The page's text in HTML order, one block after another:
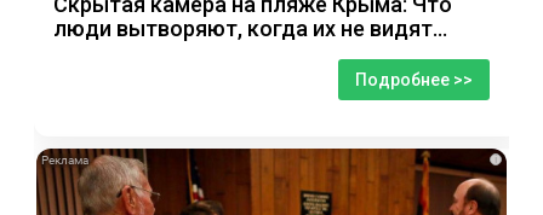
люди вытворяют, когда их не видят...
Подробнее >>
i